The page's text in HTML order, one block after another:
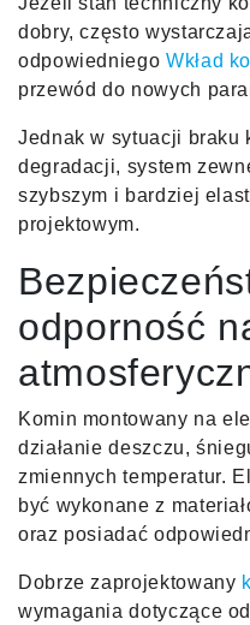
dobry, często
odpowiedniego Wkład
przewód do nowych
Jednak w sytuacji braku
degradacji, system
szybszym i bardziej
projektowym.
odporność
Komin montowany na
działanie deszczu,
zmiennych temperatur.
być wykonane z
oraz posiadać
Dobrze zaprojektowany
wymagania dotyczące